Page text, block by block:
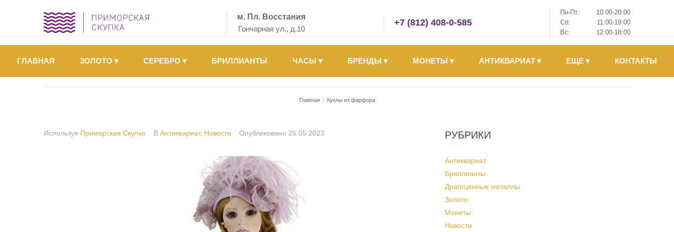
м. Пл. Восстания
Гончарная ул., д.10
+7 (812) 408-0-585
Пн-Пт:
10:00-20:00
Сб:
11:00-19:00
Вс:
12:00-18:00
ГЛАВНАЯ ЗОЛОТО ▾ СЕРЕБРО ▾ БРИЛЛИАНТЫ ЧАСЫ ▾ БРЕНДЫ ▾ МОНЕТЫ ▾ АНТИКВАРИАТ ▾ ЕЩЕ ▾ КОНТАКТЫ
Главная / Куклы из фарфора
Используя Приморская Скупка В Антиквариат, Новости Опубликовано 26.05.2023 РУБРИКИ
Антиквариат
Бриллианты
Драгоценные металлы
Золото
Монеты
Новости